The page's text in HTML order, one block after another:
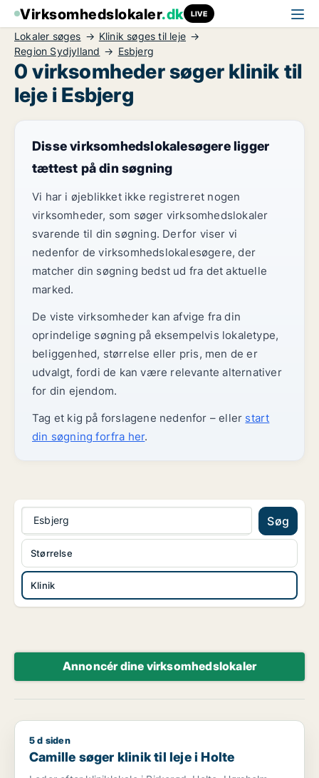
Virksomhedslokaler.dk LIVE
Lokaler søges
Klinik søges til leje
Region Sydjylland
Esbjerg
0 virksomheder søger klinik til
leje i Esbjerg
Disse virksomhedslokalesøgere ligger
tættest på din søgning
Vi har i øjeblikket ikke registreret nogen
virksomheder, som søger virksomhedslokaler
svarende til din søgning. Derfor viser vi
nedenfor de virksomhedslokalesøgere, der
matcher din søgning bedst ud fra det aktuelle
marked.
De viste virksomheder kan afvige fra din
oprindelige søgning på eksempelvis lokaletype,
beliggenhed, størrelse eller pris, men de er
udvalgt, fordi de kan være relevante alternativer
for din ejendom.
Tag et kig på forslagene nedenfor – eller start
din søgning forfra her.
Esbjerg Søg
Klinik
Størrelse
Annoncér dine virksomhedslokaler
Camille søger klinik til leje i Holte
5 d siden
Camille søger klinik til leje i Holte